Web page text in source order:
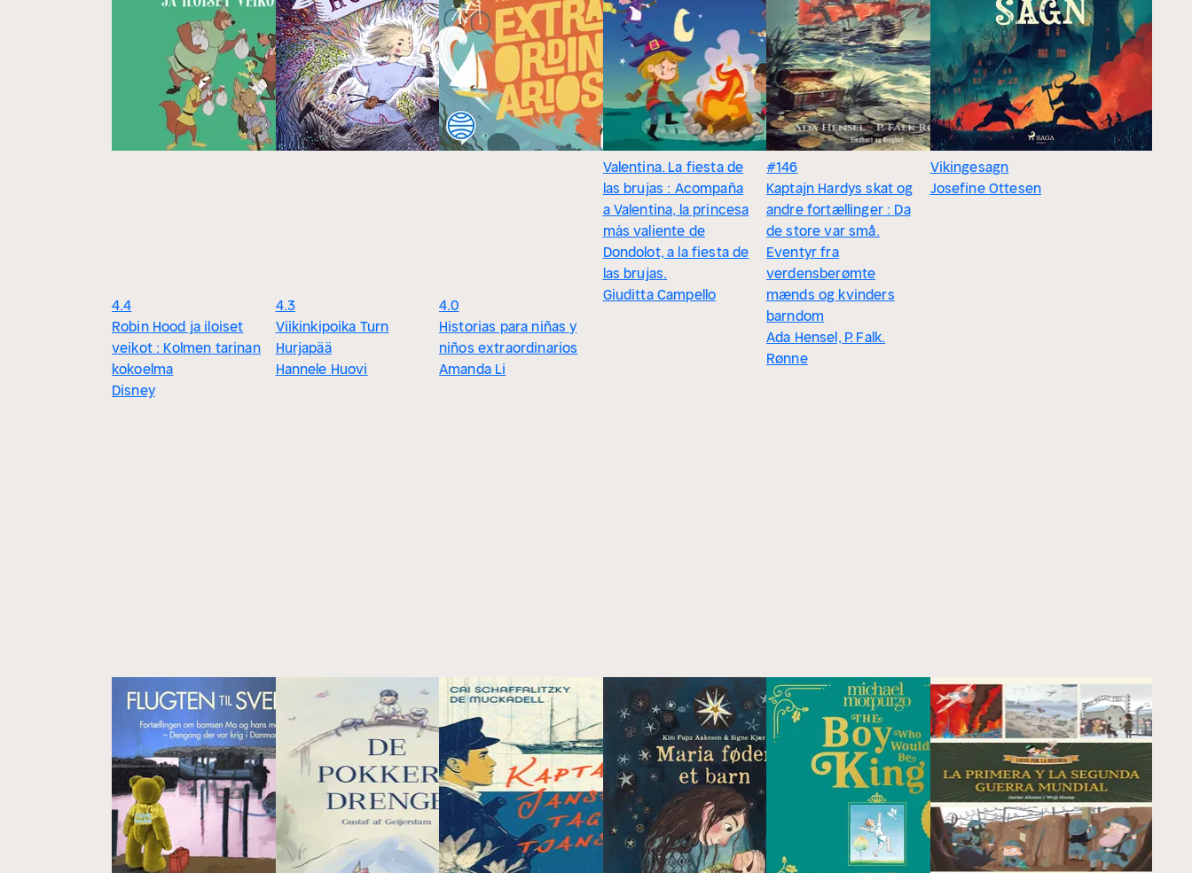
4.4
Robin Hood ja iloiset
veikot : Kolmen tarinan
kokoelma
Disney
4.3
Viikinkipoika Turn
Hurjapää
Hannele Huovi
4.0
Historias para niñas y
niños extraordinarios
Amanda Li
Valentina. La fiesta de
las brujas : Acompaña
a Valentina, la princesa
más valiente de
Dondolot, a la fiesta de
las brujas.
Giuditta Campello
#146
Kaptajn Hardys skat og
andre fortællinger : Da
de store var små.
Eventyr fra
verdensberømte
mænds og kvinders
barndom
Ada Hensel, P. Falk.
Rønne
Vikingesagn
Josefine Ottesen